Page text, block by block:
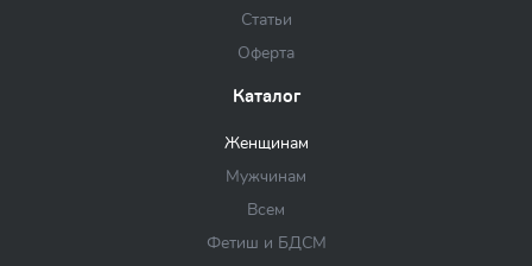
Статьи
Оферта
Каталог
Женщинам
Мужчинам
Всем
Фетиш и БДСМ